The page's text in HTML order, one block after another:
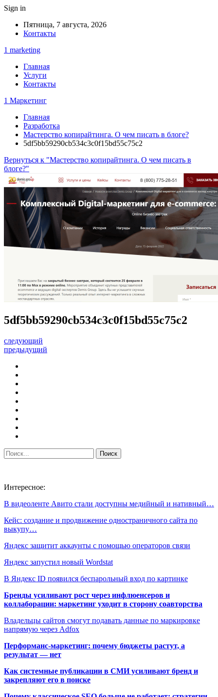
Sign in
Пятница, 7 августа, 2026
Контакты
1 marketing
Главная
Услуги
Контакты
1 Маркетинг
Главная
Разработка
Мастерство копирайтинга. О чем писать в блоге?
5df5bb59290cb534c3c0f15bd55c75c2
Вернуться к "Мастерство копирайтинга. О чем писать в
блоге?"
5df5bb59290cb534c3c0f15bd55c75c2
следующий
предыдущий
Интересное:
В видеоленте Авито стали доступны медийный и нативный…
Кейс: создание и продвижение одностраничного сайта по
выкупу…
Яндекс защитит аккаунты с помощью операторов связи
Яндекс запустил новый Wordstat
В Яндекс ID появился беспарольный вход по картинке
Бренды усиливают рост через инфлюенсеров и
коллаборации: маркетинг уходит в сторону соавторства
Владельцы сайтов смогут подавать данные по маркировке
напрямую через Adfox
Перформанс-маркетинг: почему бюджеты растут, а
результат — нет
Как системные публикации в СМИ усиливают бренд и
закрепляют его в поиске